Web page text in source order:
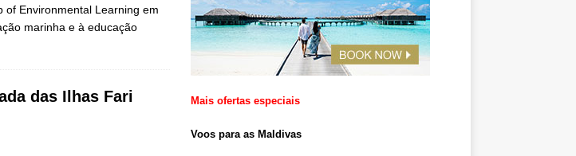
of Environmental Learning em
marinha e à educação
das Ilhas Fari
Mais ofertas especiais
Voos para as Maldivas